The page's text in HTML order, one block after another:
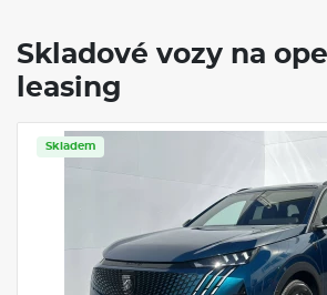
Skladové vozy na
leasing
Skladem